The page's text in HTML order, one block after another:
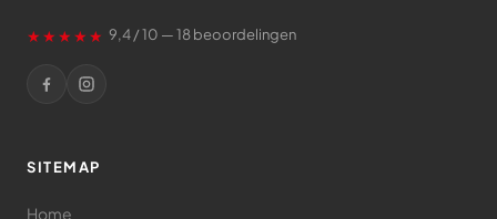
★★★★★ 9,4 / 10 — 18 beoordelingen
SITEMAP
Home